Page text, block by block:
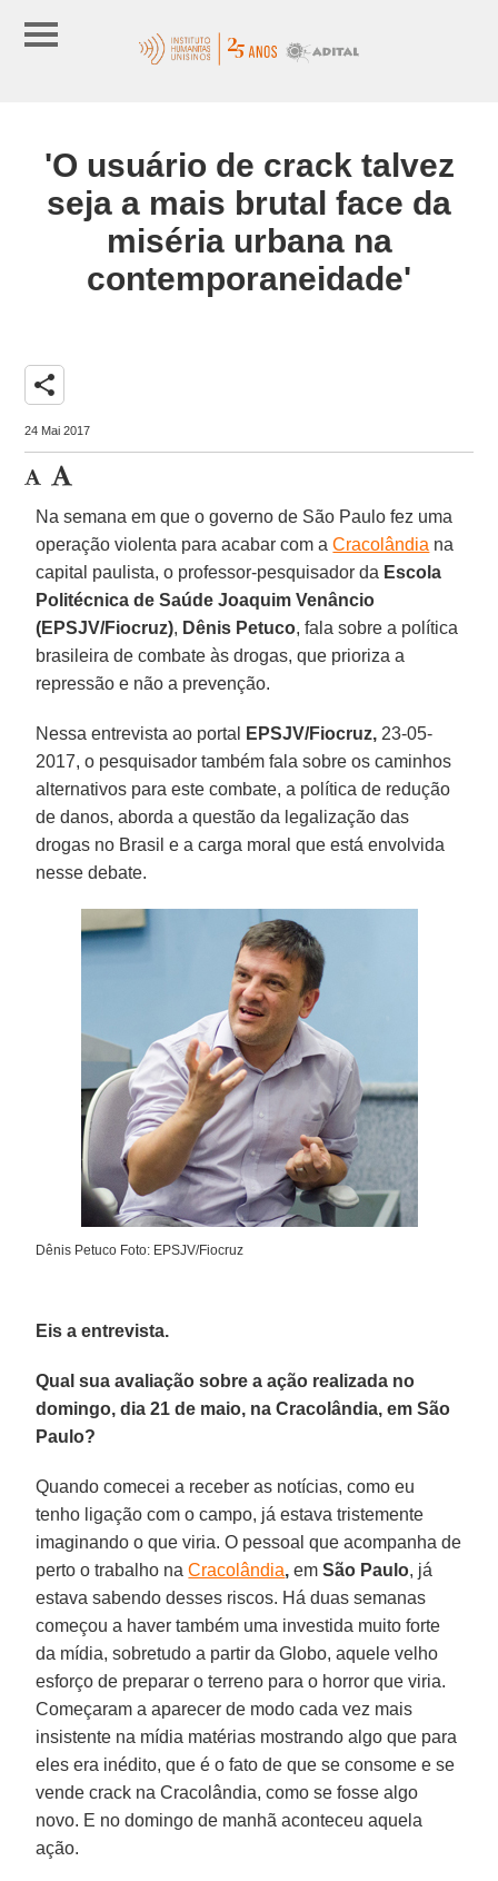
'O usuário de crack talvez
seja a mais brutal face da
miséria urbana na
contemporaneidade'
share
24 Mai 2017
Na semana em que o governo de São Paulo fez uma
operação violenta para acabar com aCracolândia na
capital paulista, o professor-pesquisador da Escola
Politécnica de Saúde Joaquim Venâncio
(EPSJV/Fiocruz), Dênis Petuco, fala sobre a política
brasileira de combate às drogas, que prioriza a
repressão e não a prevenção.
Nessa entrevista ao portal EPSJV/Fiocruz, 23-05-
2017, o pesquisador também fala sobre os caminhos
alternativos para este combate, a política de redução
de danos, aborda a questão da legalização das
drogas no Brasil e a carga moral que está envolvida
nesse debate.
Dênis Petuco Foto: EPSJV/Fiocruz
Eis a entrevista.
Qual sua avaliação sobre a ação realizada no
domingo, dia 21 de maio, na Cracolândia, em São
Paulo?
Quando comecei a receber as notícias, como eu
tenho ligação com o campo, já estava tristemente
imaginando o que viria. O pessoal que acompanha de
perto o trabalho naCracolândia, emSão Paulo, já
estava sabendo desses riscos. Há duas semanas
começou a haver também uma investida muito forte
da mídia, sobretudo a partir da Globo, aquele velho
esforço de preparar o terreno para o horror que viria.
Começaram a aparecer de modo cada vez mais
insistente na mídia matérias mostrando algo que para
eles era inédito, que é o fato de que se consome e se
vende crack na Cracolândia, como se fosse algo
novo. E no domingo de manhã aconteceu aquela
ação.